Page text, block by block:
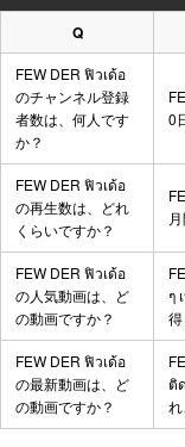
Q
FEW DER ฟิวเด้อ
のチャンネル登録
者数は、何人です
か？
0
FEW DER ฟิวเด้อ
の再生数は、どれ
くらいですか？
FEW DER ฟิวเด้อ
の人気動画は、ど
の動画ですか？
ๆ
得
FEW DER ฟิวเด้อ
の最新動画は、ど
の動画ですか？
ติ